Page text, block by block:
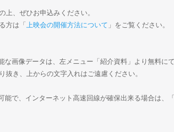
上、ぜひお申込みください。
方は「 上映会の開催方法について 」をご覧ください。
画像データは、左メニュー「紹介資料」より無料に
抜き、上からの文字入れはご遠慮ください。
能で、インターネット高速回線が確保出来る場合は、